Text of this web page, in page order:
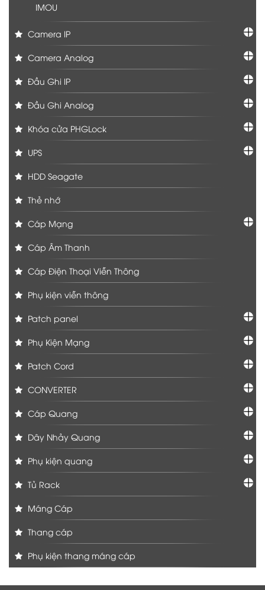
IMOU
Camera IP
Camera Analog
Đầu Ghi IP
Đầu Ghi Analog
Khóa cửa PHGLock
UPS
HDD Seagate
Thẻ nhớ
Cáp Mạng
Cáp Âm Thanh
Cáp Điện Thoại Viễn Thông
Phụ kiện viễn thông
Patch panel
Phụ Kiện Mạng
Patch Cord
CONVERTER
Cáp Quang
Dây Nhảy Quang
Phụ kiện quang
Tủ Rack
Máng Cáp
Thang cáp
Phụ kiện thang máng cáp